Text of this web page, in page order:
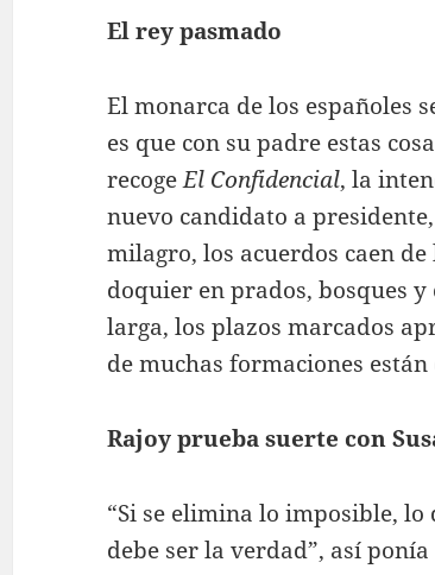
El rey pasmado
El monarca de los españoles
es que con su padre estas
recogeEl Confidencial, la
nuevo candidato a
milagro, los acuerdos caen
doquier en prados, bosques
larga, los plazos marcados
de muchas formaciones
Rajoy prueba suerte con
“Si se elimina lo imposible,
debe ser la verdad”, así